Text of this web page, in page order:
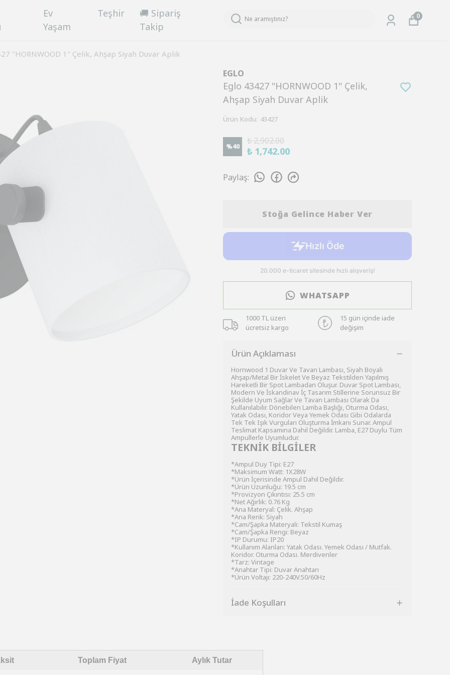
Ev
Yaşam
Teşhir
🚚 Sipariş
Takip
0
"HORNWOOD 1" Çelik, Ahşap Siyah Duvar Aplik
EGLO
Eglo 43427 "HORNWOOD 1" Çelik,
Ahşap Siyah Duvar Aplik
Ürün Kodu: 43427
%40
₺ 2,902.00
₺ 1,742.00
Paylaş:
Stoğa Gelince Haber Ver
WHATSAPP
1000 TL üzeri
ücretsiz kargo
15 gün içinde iade
değişim
Ürün Açıklaması
Hornwood 1 Duvar Ve Tavan Lambası, Siyah Boyalı
Ahşap/Metal Bir İskelet Ve Beyaz Tekstilden Yapılmış
Hareketli Bir Spot Lambadan Oluşur. Duvar Spot Lambası,
Modern Ve İskandinav İç Tasarım Stillerine Sorunsuz Bir
Şekilde Uyum Sağlar Ve Tavan Lambası Olarak Da
Kullanılabilir. Dönebilen Lamba Başlığı, Oturma Odası,
Yatak Odası, Koridor Veya Yemek Odası Gibi Odalarda
Tek Tek Işık Vurguları Oluşturma İmkanı Sunar. Ampul
Teslimat Kapsamına Dahil Değildir. Lamba, E27 Duylu Tüm
Ampullerle Uyumludur.
TEKNİK BİLGİLER
*Ampul Duy Tipi: E27
*Maksimum Watt: 1X28W
*Ürün İçerisinde Ampul Dahil Değildir.
*Ürün Uzunluğu: 19.5 cm
*Provizyon Çıkıntısı: 25.5 cm
*Net Ağırlık: 0.76 Kg
*Ana Materyal: Çelik. Ahşap
*Ana Renk: Siyah
*Cam/Şapka Materyali: Tekstil Kumaş
*Cam/Şapka Rengi: Beyaz
*IP Durumu: IP20
*Kullanım Alanları: Yatak Odası. Yemek Odası / Mutfak.
Koridor. Oturma Odası. Merdivenler
*Tarz: Vintage
*Anahtar Tipi: Duvar Anahtarı
*Ürün Voltajı: 220-240V.50/60Hz
İade Koşulları
Toplam Fiyat Aylık Tutar